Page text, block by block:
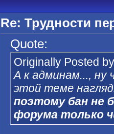
Re: Трудности
Quote:
Originally Posted
А к админам..., ну
этой теме
поэтому бан не
форума только